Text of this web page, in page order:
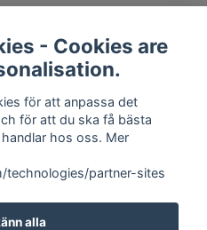
- Cookies are
för att anpassa det
för att du ska få bästa
hos oss. Mer
partner-sites
alla